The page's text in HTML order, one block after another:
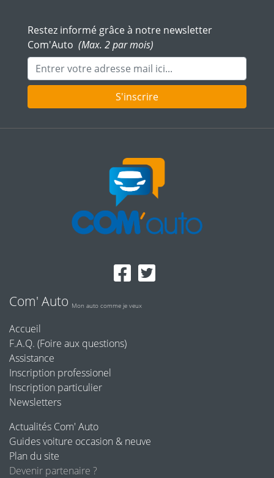
Restez informé grâce à notre newsletter
Com'Auto (Max. 2 par mois)
Adresse mail
S'inscrire
Com' Auto Mon auto comme je veux
Accueil
F.A.Q. (Foire aux questions)
Assistance
Inscription professionel
Inscription particulier
Newsletters
Actualités Com' Auto
Guides voiture occasion & neuve
Plan du site
Devenir partenaire ?